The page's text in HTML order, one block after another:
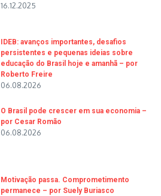
16.12.2025
IDEB: avanços importantes, desafios
persistentes e pequenas ideias sobre
educação do Brasil hoje e amanhã – por
Roberto Freire
06.08.2026
O Brasil pode crescer em sua economia –
por Cesar Romão
06.08.2026
Motivação passa. Comprometimento
permanece – por Suely Buriasco